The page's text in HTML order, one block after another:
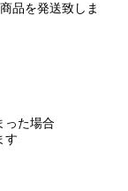
品を発送致しま
った場合
す